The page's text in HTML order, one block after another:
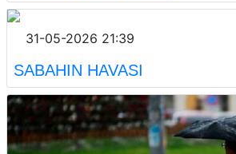
31-05-2026 21:39
SABAHIN HAVASI